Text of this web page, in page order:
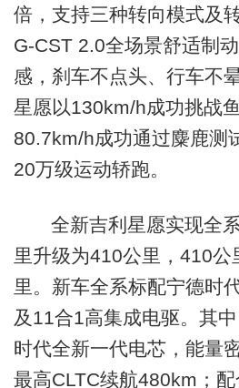
倍，支持三种转向模式及
G-CST 2.0全场景舒适制
感，刹车不点头、行车不
星愿以130km/h成功挑战
80.7km/h成功通过麋鹿测
20万级运动轿跑。
全新吉利星愿实现全
里升级为410公里，410公
里。新车全系标配宁德时
及11合1高集成电驱。其
时代全新一代电芯，能量
最高CLTC续航480km；